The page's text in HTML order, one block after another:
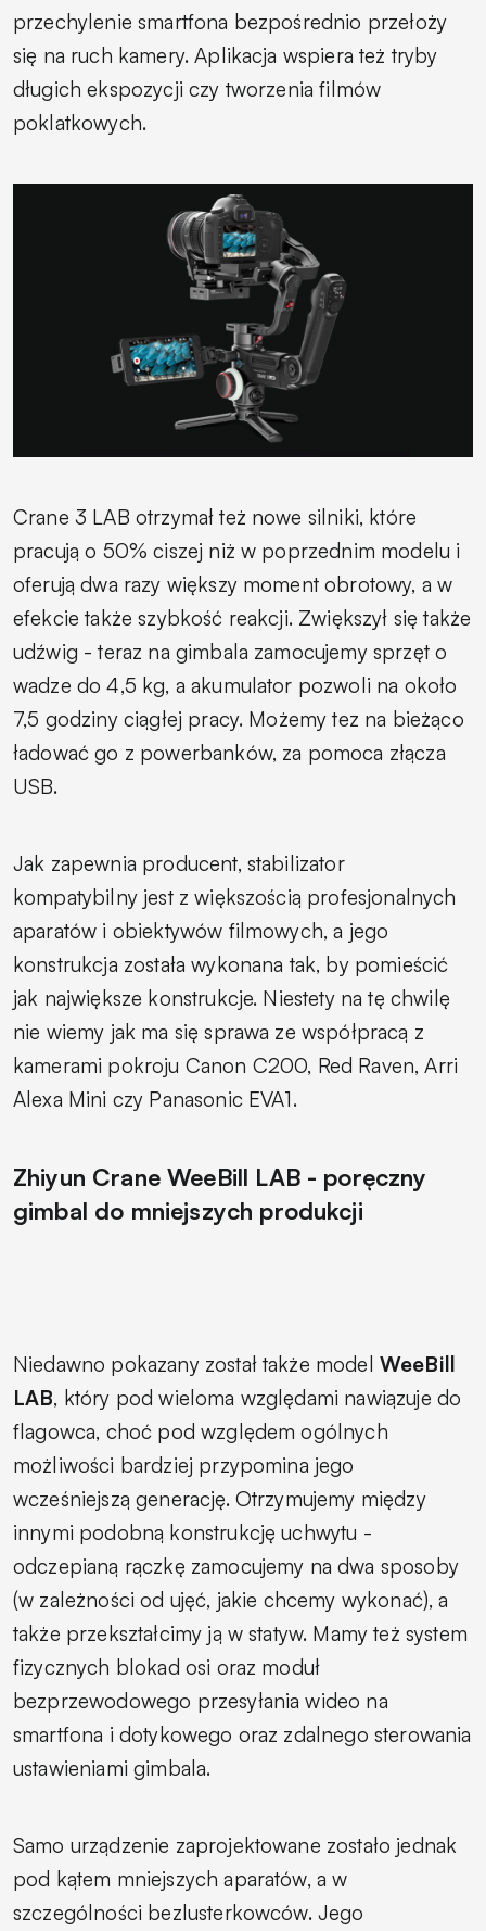
przechylenie smartfona bezpośrednio przełoży
się na ruch kamery. Aplikacja wspiera też tryby
długich ekspozycji czy tworzenia filmów
poklatkowych.
Crane 3 LAB otrzymał też nowe silniki, które
pracują o 50% ciszej niż w poprzednim modelu i
oferują dwa razy większy moment obrotowy, a w
efekcie także szybkość reakcji. Zwiększył się także
udźwig - teraz na gimbala zamocujemy sprzęt o
wadze do 4,5 kg, a akumulator pozwoli na około
7,5 godziny ciągłej pracy. Możemy tez na bieżąco
ładować go z powerbanków, za pomoca złącza
USB.
Jak zapewnia producent, stabilizator
kompatybilny jest z większością profesjonalnych
aparatów i obiektywów filmowych, a jego
konstrukcja została wykonana tak, by pomieścić
jak największe konstrukcje. Niestety na tę chwilę
nie wiemy jak ma się sprawa ze współpracą z
kamerami pokroju Canon C200, Red Raven, Arri
Alexa Mini czy Panasonic EVA1.
Zhiyun Crane WeeBill LAB - poręczny
gimbal do mniejszych produkcji
Niedawno pokazany został także model WeeBill
LAB, który pod wieloma względami nawiązuje do
flagowca, choć pod względem ogólnych
możliwości bardziej przypomina jego
wcześniejszą generację. Otrzymujemy między
innymi podobną konstrukcję uchwytu -
odczepianą rączkę zamocujemy na dwa sposoby
(w zależności od ujęć, jakie chcemy wykonać), a
także przekształcimy ją w statyw. Mamy też system
fizycznych blokad osi oraz moduł
bezprzewodowego przesyłania wideo na
smartfona i dotykowego oraz zdalnego sterowania
ustawieniami gimbala.
Samo urządzenie zaprojektowane zostało jednak
pod kątem mniejszych aparatów, a w
szczególności bezlusterkowców. Jego